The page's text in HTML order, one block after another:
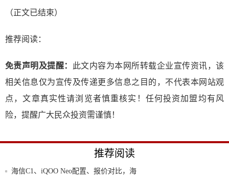
（正文已结束）
推荐阅读：
免责声明及提醒：
此文内容为本网所转载企业宣传资讯，该
相关信息仅为宣传及传递更多信息之目的，不代表本网站观
点，文章真实性请浏览者慎重核实！任何投资加盟均有风
险，提醒广大民众投资需谨慎！
推荐阅读
海信C1、iQOO Neo配置、报价对比，海